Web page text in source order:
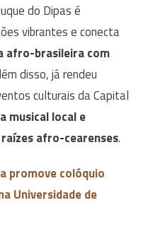
do Dipas é
vibrantes e conecta
afro-brasileira com
disso, já rendeu
culturais da Capital
musical local e
afro-cearenses.
promove colóquio
Universidade de